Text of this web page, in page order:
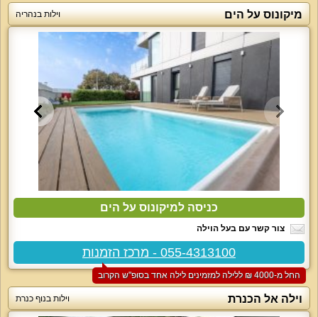
מיקונוס על הים וילות בנהריה
כניסה למיקונוס על הים
צור קשר עם בעל הוילה
055-4313100 - מרכז הזמנות
החל מ-‏4000 ₪ ללילה למזמינים לילה אחד בסופ"ש הקרוב
וילה אל הכנרת וילות בנוף כנרת